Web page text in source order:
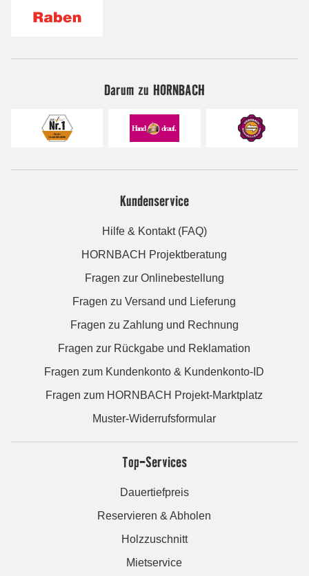
Darum zu HORNBACH
Kundenservice
Hilfe & Kontakt (FAQ)
HORNBACH Projektberatung
Fragen zur Onlinebestellung
Fragen zu Versand und Lieferung
Fragen zu Zahlung und Rechnung
Fragen zur Rückgabe und Reklamation
Fragen zum Kundenkonto & Kundenkonto-ID
Fragen zum HORNBACH Projekt-Marktplatz
Muster-Widerrufsformular
Top-Services
Dauertiefpreis
Reservieren & Abholen
Holzzuschnitt
Mietservice